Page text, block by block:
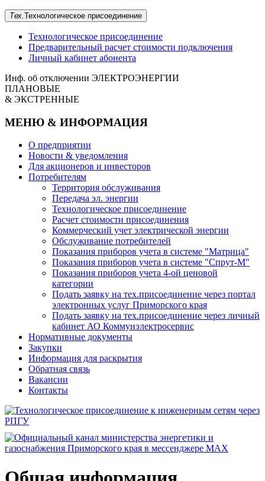
Тех.Технологическое присоединение
Технологическое присоединение
Предварительный расчет стоимости подключения
Личный кабинет абонента
Инф. об отключении ЭЛЕКТРОЭНЕРГИИ
ПЛАНОВЫЕ
& ЭКСТРЕННЫЕ
МЕНЮ & ИНФОРМАЦИЯ
О предприятии
Новости & уведомления
Для акционеров и инвесторов
Потребителям
Территория обслуживания
Передача эл. энергии
Технологическое присоединение
Расчет стоимости присоединения
Коммерческий учет электрической энергии
Обслуживание потребителей
Показания приборов учета в системе "Матрица"
Показания приборов учета в системе "Спрут-М"
Показания приборов учета 4-ой ценовой
категории
Подать заявку на тех.присоединение через портал
электронных услуг Приморского края
Подать заявку на тех.присоединение через личный
кабинет АО Коммунэлектросервис
Нормативные документы
Закупки
Информация для раскрытия
Обратная связь
Вакансии
Контакты